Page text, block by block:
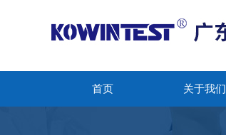
首页 关于我们